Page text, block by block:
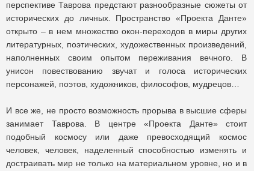
перспективе Таврова предстают разнообразные сюжеты от
исторических до личных. Пространство «Проекта Данте»
открыто – в нем множество окон-переходов в миры других
литературных, поэтических, художественных произведений,
наполненных своим опытом переживания вечного. В
унисон повествованию звучат и голоса исторических
персонажей, поэтов, художников, философов, мудрецов…
И все же, не просто возможность прорыва в высшие сферы
занимает Таврова. В центре «Проекта Данте» стоит
подобный космосу или даже превосходящий космос
человек, человек, наделенный способностью изменять и
достраивать мир не только на материальном уровне, но и в